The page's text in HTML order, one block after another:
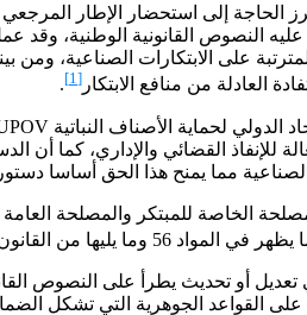
الحاجة إلى استحضار الإطار المرجعي
قواعد واضحة لحماية الحقوق المترتبة على
العادلة من منافع الابتكار [1]
.
مما يمنح هذا الحق أساسا
الخاصة للمبتكر والمصلحة
حقوق المستنبط النباتي
أو تحديث يطرأ على النصوص
القواعد الجوهرية التي تشكل